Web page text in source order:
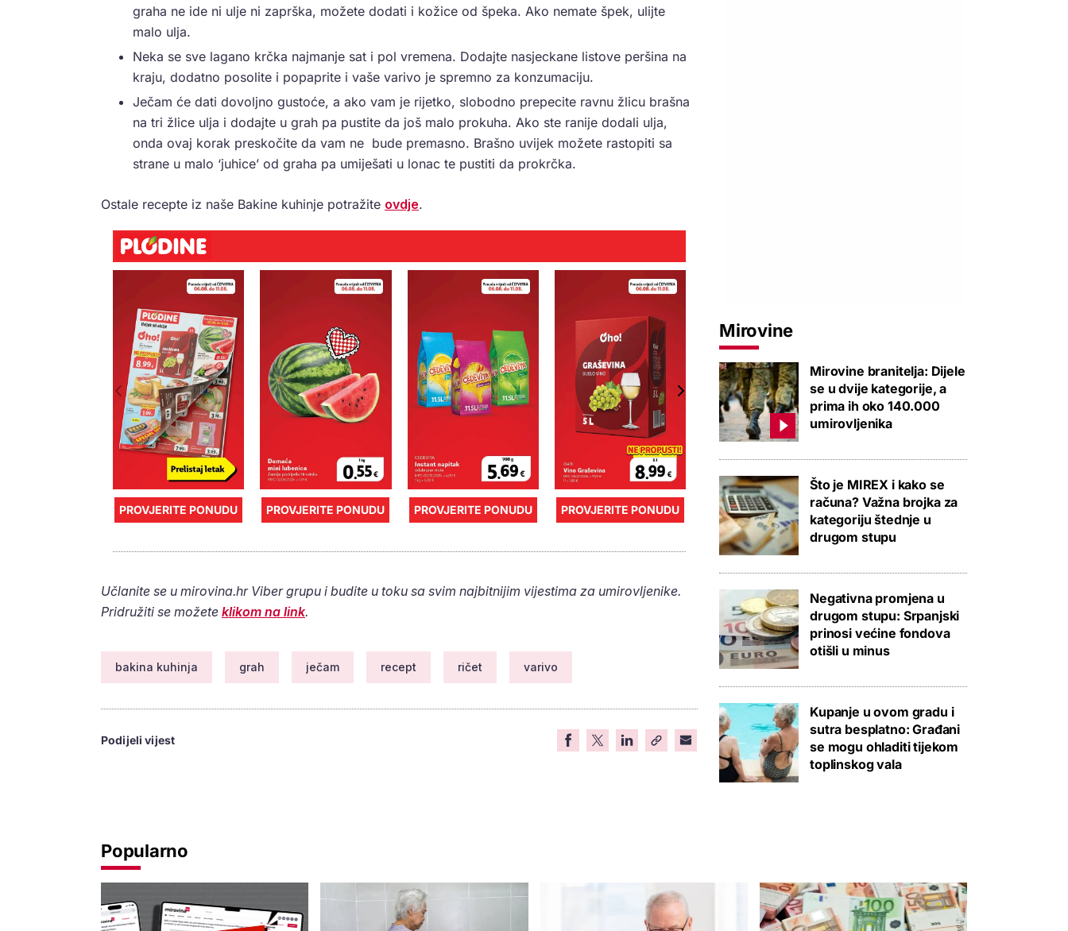
graha ne ide ni ulje ni zaprška, možete dodati i kožice od špeka. Ako nemate špek, ulijte
malo ulja.
Neka se sve lagano krčka najmanje sat i pol vremena. Dodajte nasjeckane listove peršina na
kraju, dodatno posolite i popaprite i vaše varivo je spremno za konzumaciju.
Ječam će dati dovoljno gustoće, a ako vam je rijetko, slobodno prepecite ravnu žlicu brašna
na tri žlice ulja i dodajte u grah pa pustite da još malo prokuha. Ako ste ranije dodali ulja,
onda ovaj korak preskočite da vam ne bude premasno. Brašno uvijek možete rastopiti sa
strane u malo ‘juhice’ od graha pa umiješati u lonac te pustiti da prokrčka.
Ostale recepte iz naše Bakine kuhinje potražite ovdje.
PROVJERITE PONUDU PROVJERITE PONUDU PROVJERITE PONUDU PROVJERITE PONUDU PROVJERITE PONUDU PROVJERITE PONUDU
Učlanite se u mirovina.hr Viber grupu i budite u toku sa svim najbitnijim vijestima za umirovljenike.
Pridružiti se možete klikom na link.
bakina kuhinja grah ječam recept ričet varivo
Podijeli vijest
Mirovine
Mirovine branitelja: Dijele
se u dvije kategorije, a
prima ih oko 140.000
umirovljenika
Što je MIREX i kako se
računa? Važna brojka za
kategoriju štednje u
drugom stupu
Negativna promjena u
drugom stupu: Srpanjski
prinosi većine fondova
otišli u minus
Kupanje u ovom gradu i
sutra besplatno: Građani
se mogu ohladiti tijekom
toplinskog vala
Popularno